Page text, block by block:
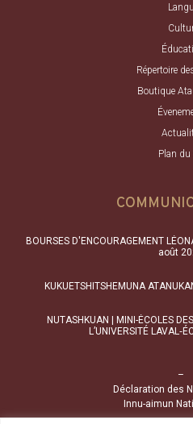
Répertoire
Boutique
Plan du
BOURSES D'ENCOURAGEMENT
août
KUKUETSHITSHEMUNA
NUTASHKUAN | MINI-ÉCOLES
L’UNIVERSITÉ
–
Déclaration des
Innu-aimun